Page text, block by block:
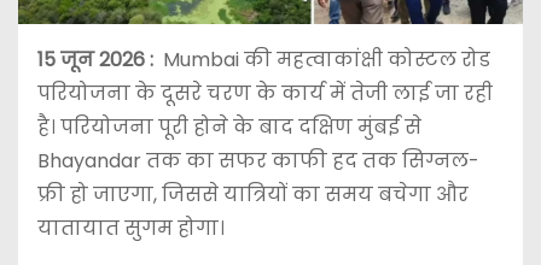
15 जून 2026: Mumbai की महत्वाकांक्षी कोस्टल रोड
परियोजना के दूसरे चरण के कार्य में तेजी लाई जा रही
है। परियोजना पूरी होने के बाद दक्षिण मुंबई से
Bhayandar तक का सफर काफी हद तक सिग्नल-
फ्री हो जाएगा, जिससे यात्रियों का समय बचेगा और
यातायात सुगम होगा।